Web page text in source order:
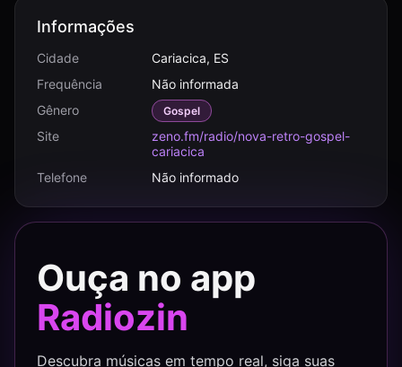
Informações
Cidade
Cariacica, ES
Frequência
Não informada
Gênero
Gospel
Site
zeno.fm/radio/nova-retro-gospel-
cariacica
Telefone
Não informado
Ouça no app
Radiozin
Descubra músicas em tempo real, siga suas